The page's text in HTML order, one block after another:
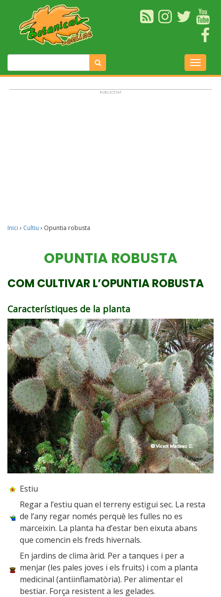
Inici › Cultiu › Opuntia robusta
OPUNTIA ROBUSTA
COM CULTIVAR L’OPUNTIA ROBUSTA
Característiques de la planta
Estiu
Regar a l’estiu quan el terreny estigui sec. La resta
de l’any regar només perquè les fulles no es
marceixin. La planta ha d’estar ben eixuta abans
que comencin els freds hivernals.
En jardins de clima àrid. Per a tanques i per a
menjar (les pales joves i els fruits) i com a planta
medicinal (antiinflamatòria). Per alimentar el
bestiar. Força resistent a les gelades.